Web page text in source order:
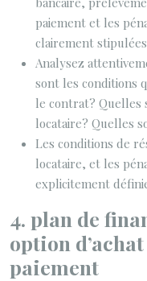
paiement et les
clairement
Analysez
sont les conditions
le contrat? Quelles
locataire? Quelles
Les conditions de
locataire, et les
explicitement
4. plan de
option
paiement